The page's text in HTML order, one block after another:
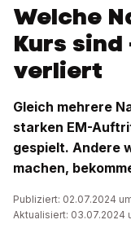
Welche
Kurs
verliert
Gleich mehrere
starken EM-
gespielt. Andere
machen,
Publiziert: 02.07.2024
Aktualisiert: 03.07.2024